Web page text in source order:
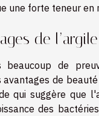
une forte teneur en
de
de
de
qui suggère que
des